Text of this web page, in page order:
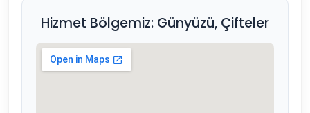
Hizmet Bölgemiz: Günyüzü, Çifteler